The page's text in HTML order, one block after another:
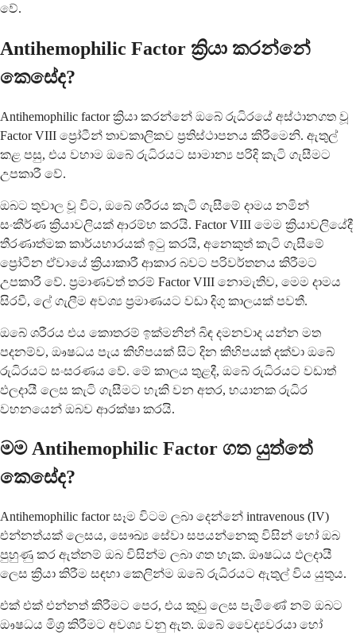
වේ.
Antihemophilic Factor ක්‍රියා කරන්නේ
කෙසේද?
Antihemophilic factor ක්‍රියා කරන්නේ ඔබේ රුධිරයේ අස්ථානගත වූ
Factor VIII ප්‍රෝටීන් තාවකාලිකව ප්‍රතිස්ථාපනය කිරීමෙනි. ඇතුල්
කළ පසු, එය වහාම ඔබේ රුධිරයට සාමාන්‍ය පරිදි කැටි ගැසීමට
උපකාරී වේ.
ඔබට තුවාල වූ විට, ඔබේ ශරීරය කැටි ගැසීමේ දාමය නමින්
සංකීර්ණ ක්‍රියාවලියක් ආරම්භ කරයි. Factor VIII මෙම ක්‍රියාවලියේදී
තීරණාත්මක කාර්යභාරයක් ඉටු කරයි, අනෙකුත් කැටි ගැසීමේ
ප්‍රෝටීන ඒවායේ ක්‍රියාකාරී ආකාර බවට පරිවර්තනය කිරීමට
උපකාරී වේ. ප්‍රමාණවත් තරම් Factor VIII නොමැතිව, මෙම දාමය
සිරවී, ලේ ගැලීම අවශ්‍ය ප්‍රමාණයට වඩා දිගු කාලයක් පවතී.
ඔබේ ශරීරය එය කොතරම් ඉක්මනින් බිඳ දමනවාද යන්න මත
පදනම්ව, ඖෂධය පැය කිහිපයක් සිට දින කිහිපයක් දක්වා ඔබේ
රුධිරයට සංසරණය වේ. මේ කාලය තුළදී, ඔබේ රුධිරයට වඩාත්
ඵලදායී ලෙස කැටි ගැසීමට හැකි වන අතර, භයානක රුධිර
වහනයෙන් ඔබව ආරක්ෂා කරයි.
මම Antihemophilic Factor ගත යුත්තේ
කෙසේද?
Antihemophilic factor සෑම විටම ලබා දෙන්නේ intravenous (IV)
එන්නත්යක් ලෙසය, සෞඛ්‍ය සේවා සපයන්නෙකු විසින් හෝ ඔබ
පුහුණු කර ඇත්නම් ඔබ විසින්ම ලබා ගත හැක. ඖෂධය ඵලදායී
ලෙස ක්‍රියා කිරීම සඳහා කෙලින්ම ඔබේ රුධිරයට ඇතුල් විය යුතුය.
එක් එක් එන්නත් කිරීමට පෙර, එය කුඩු ලෙස පැමිණේ නම් ඔබට
ඖෂධය මිශ්‍ර කිරීමට අවශ්‍ය වනු ඇත. ඔබේ වෛද්‍යවරයා හෝ